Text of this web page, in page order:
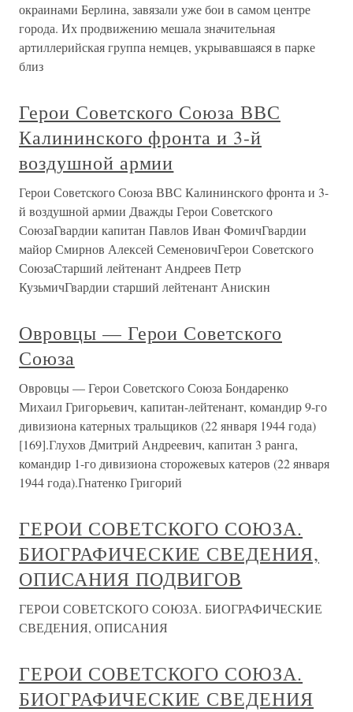
окраинами Берлина, завязали уже бои в самом центре
города. Их продвижению мешала значительная
артиллерийская группа немцев, укрывавшаяся в парке
близ
Герои Советского Союза ВВС
Калининского фронта и 3-й
воздушной армии
Герои Советского Союза ВВС Калининского фронта и 3-
й воздушной армии Дважды Герои Советского
СоюзаГвардии капитан Павлов Иван ФомичГвардии
майор Смирнов Алексей СеменовичГерои Советского
СоюзаСтарший лейтенант Андреев Петр
КузьмичГвардии старший лейтенант Анискин
Овровцы — Герои Советского
Союза
Овровцы — Герои Советского Союза Бондаренко
Михаил Григорьевич, капитан-лейтенант, командир 9-го
дивизиона катерных тральщиков (22 января 1944 года)
[169].Глухов Дмитрий Андреевич, капитан 3 ранга,
командир 1-го дивизиона сторожевых катеров (22 января
1944 года).Гнатенко Григорий
ГЕРОИ СОВЕТСКОГО СОЮЗА.
БИОГРАФИЧЕСКИЕ СВЕДЕНИЯ,
ОПИСАНИЯ ПОДВИГОВ
ГЕРОИ СОВЕТСКОГО СОЮЗА. БИОГРАФИЧЕСКИЕ
СВЕДЕНИЯ, ОПИСАНИЯ
ГЕРОИ СОВЕТСКОГО СОЮЗА.
БИОГРАФИЧЕСКИЕ СВЕДЕНИЯ